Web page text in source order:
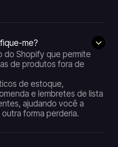
me?
do Shopify que permite
de produtos fora de
de estoque,
e lembretes de lista
ajudando você a
forma perderia.